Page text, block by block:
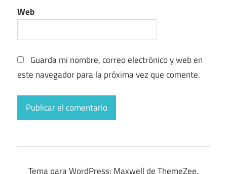
Web
Guarda mi nombre, correo electrónico y web en
este navegador para la próxima vez que comente.
Tema para WordPress: Maxwell de ThemeZee.